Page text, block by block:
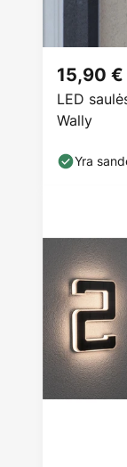
LED
Wally
15,90 €
Yra